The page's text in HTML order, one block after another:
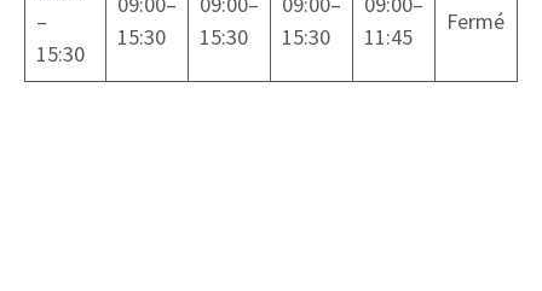
–
15:30
15:30
15:30
15:30
11:45
Fermé